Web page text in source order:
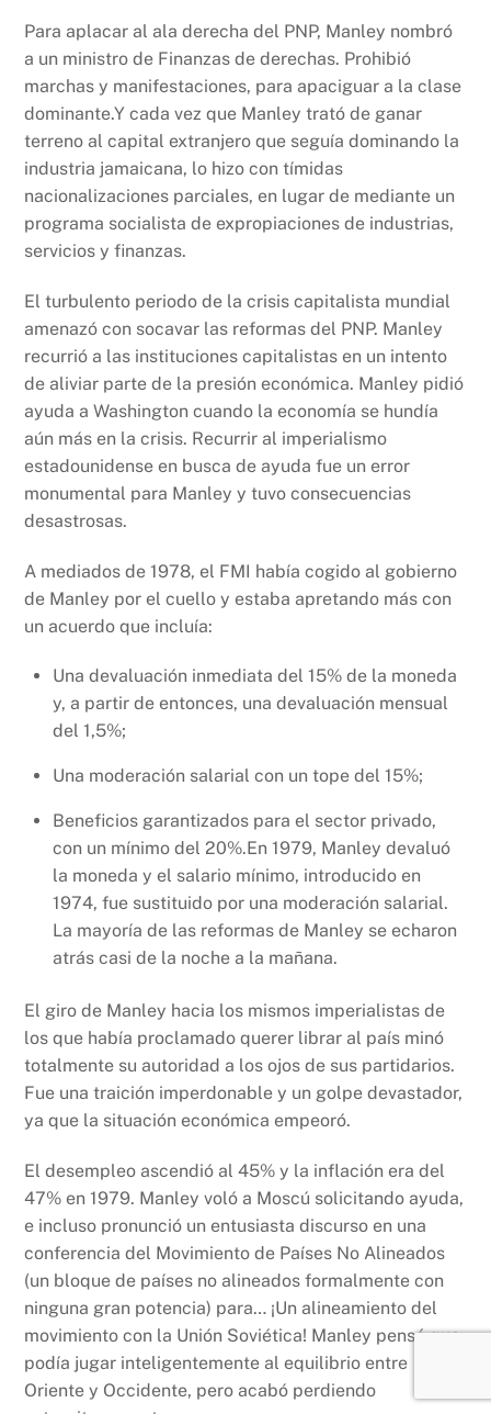
Para aplacar al ala derecha del PNP, Manley nombró
a un ministro de Finanzas de derechas. Prohibió
marchas y manifestaciones, para apaciguar a la clase
dominante.Y cada vez que Manley trató de ganar
terreno al capital extranjero que seguía dominando la
industria jamaicana, lo hizo con tímidas
nacionalizaciones parciales, en lugar de mediante un
programa socialista de expropiaciones de industrias,
servicios y finanzas.
El turbulento periodo de la crisis capitalista mundial
amenazó con socavar las reformas del PNP. Manley
recurrió a las instituciones capitalistas en un intento
de aliviar parte de la presión económica. Manley pidió
ayuda a Washington cuando la economía se hundía
aún más en la crisis. Recurrir al imperialismo
estadounidense en busca de ayuda fue un error
monumental para Manley y tuvo consecuencias
desastrosas.
A mediados de 1978, el FMI había cogido al gobierno
de Manley por el cuello y estaba apretando más con
un acuerdo que incluía:
Una devaluación inmediata del 15% de la moneda
y, a partir de entonces, una devaluación mensual
del 1,5%;
Una moderación salarial con un tope del 15%;
Beneficios garantizados para el sector privado,
con un mínimo del 20%.En 1979, Manley devaluó
la moneda y el salario mínimo, introducido en
1974, fue sustituido por una moderación salarial.
La mayoría de las reformas de Manley se echaron
atrás casi de la noche a la mañana.
El giro de Manley hacia los mismos imperialistas de
los que había proclamado querer librar al país minó
totalmente su autoridad a los ojos de sus partidarios.
Fue una traición imperdonable y un golpe devastador,
ya que la situación económica empeoró.
El desempleo ascendió al 45% y la inflación era del
47% en 1979. Manley voló a Moscú solicitando ayuda,
e incluso pronunció un entusiasta discurso en una
conferencia del Movimiento de Países No Alineados
(un bloque de países no alineados formalmente con
ninguna gran potencia) para… ¡Un alineamiento del
movimiento con la Unión Soviética! Manley pensó que
podía jugar inteligentemente al equilibrio entre
Oriente y Occidente, pero acabó perdiendo